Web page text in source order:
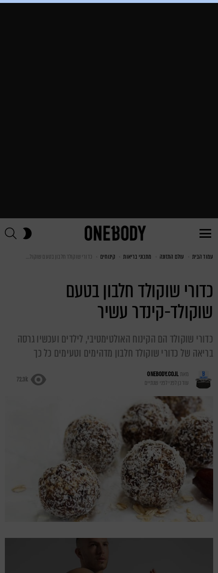
SKIN
You are here:
עמוד הבית עולם התזונה מתכוני בריאות קינוחים כדורי שוקולד חלבון בטעם שוקולד-קינדר עשיר
כדורי שוקולד חלבון בטעם
שוקולד-קינדר עשיר
כדורי שוקולד הם הקינוח האולטימטיבי, לילדים ועכשיו גרסה
בריאה של כדורי שוקולד חלבון מדהימים וטעימים כל כך
מאתONEBODY.CO.IL
עודכן לפנילפני שנתיים 72.3k